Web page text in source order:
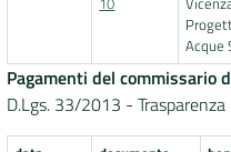
Acque
Pagamenti del commissario
D.Lgs. 33/2013 -